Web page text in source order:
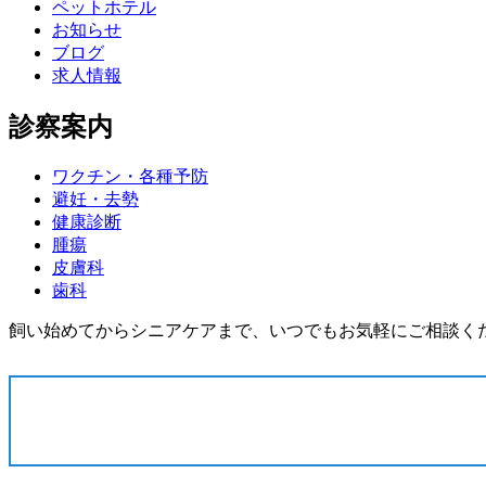
ペットホテル
お知らせ
ブログ
求人情報
診察案内
ワクチン・各種予防
避妊・去勢
健康診断
腫瘍
皮膚科
歯科
飼い始めてからシニアケアまで、いつでもお気軽にご相談く